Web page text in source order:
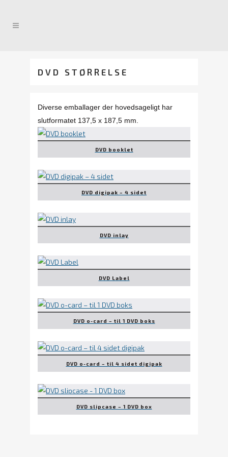
DVD STØRRELSE
Diverse emballager der hovedsageligt har
slutformatet 137,5 x 187,5 mm.
DVD booklet
DVD digipak – 4 sidet
DVD inlay
DVD Label
DVD o-card – til 1 DVD boks
DVD o-card – til 4 sidet digipak
DVD slipcase – 1 DVD box